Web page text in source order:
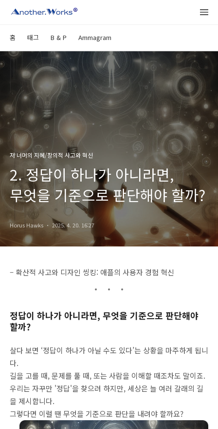
홈 태그 B & P Ammagram
저 너머의 지혜/창의적 사고와 혁신
2. 정답이 하나가 아니라면,
무엇을 기준으로 판단해야 할까?
Horus Hawks 2025. 4. 20. 16:27
– 확산적 사고와 디자인 씽킹: 애플의 사용자 경험 혁신
정답이 하나가 아니라면, 무엇을 기준으로 판단해야
할까?
살다 보면 ‘정답이 하나가 아닐 수도 있다’는 상황을 마주하게 됩니
다.
길을 고를 때, 문제를 풀 때, 또는 사람을 이해할 때조차도 말이죠.
우리는 자꾸만 '정답'을 찾으려 하지만, 세상은 늘 여러 갈래의 길
을 제시합니다.
그렇다면 이럴 땐 무엇을 기준으로 판단을 내려야 할까요?